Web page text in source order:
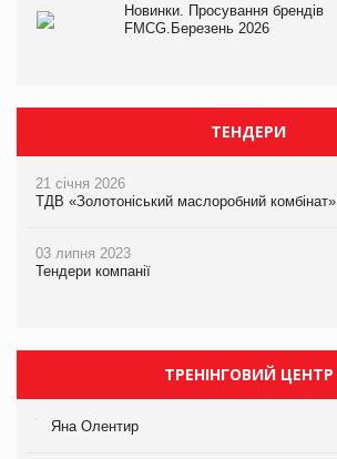
Новинки. Просування брендів
FMCG.Березень 2026
ТЕНДЕРИ
21 січня 2026
ТДВ «Золотоніський маслоробний комбінат»
03 липня 2023
Тендери компанії
ТРЕНІНГОВИЙ ЦЕНТР
Яна Олентир